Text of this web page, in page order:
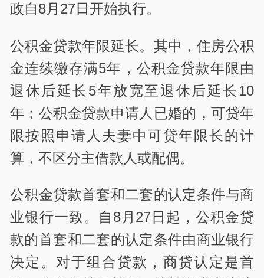
政自8月27日开始执行。
公积金贷款年限延长。其中，住房公积
金连续缴存满5年，公积金贷款年限由
退休后延长5年放宽至退休后延长10
年；公积金贷款申请人已婚的，可贷年
限按照申请人夫妻中可贷年限长的计
算，不区分主借款人或配偶。
公积金贷款首套和二套的认定条件与商
业银行一致。自8月27日起，公积金贷
款的首套和二套的认定条件由商业银行
决定。对于组合贷款，商贷认定是首